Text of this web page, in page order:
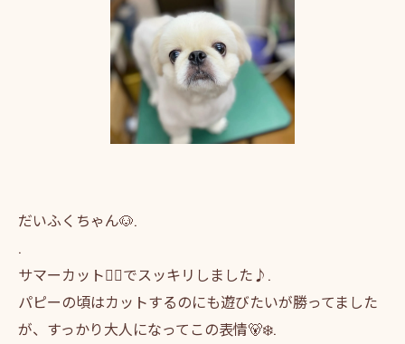
だいふくちゃん🐶.
.
サマーカット💇‍♀️でスッキリしました♪.
パピーの頃はカットするのにも遊びたいが勝ってました
が、すっかり大人になってこの表情🐻‍❄️.